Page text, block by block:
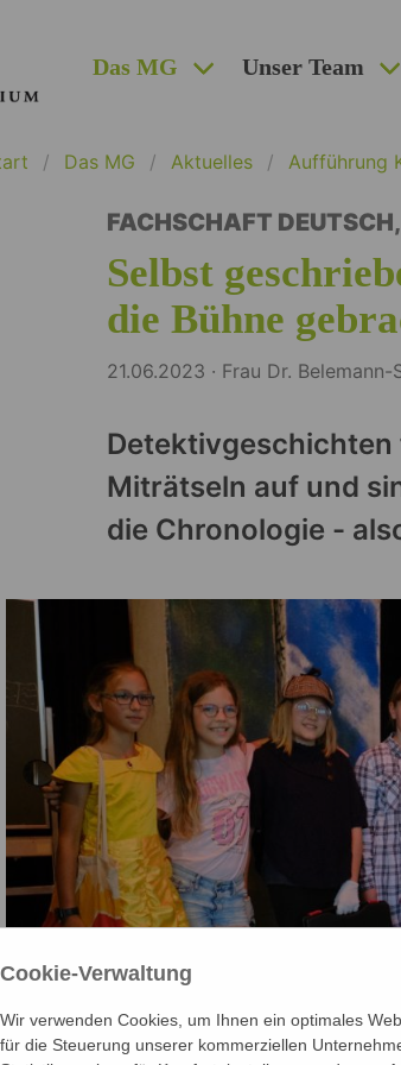
Das MG Unser Team
Das MG Aktuelles Aufführung
FACHSCHAFT DEUTSCH,
Selbst
die Bühne
21.06.2023 · Frau Dr. Belemann-
Miträtseln auf und
die Chronologie -
Cookie-Verwaltung
Wir verwenden Cookies, um Ihnen ein optimales
für die Steuerung unserer kommerziellen